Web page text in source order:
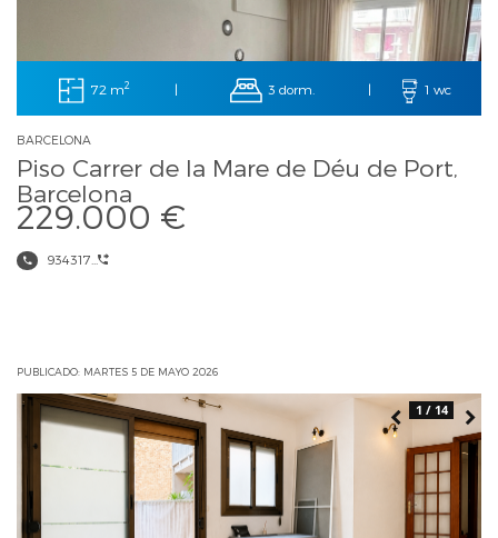
72 m2 | 3 dorm. | 1 wc
BARCELONA
Piso Carrer de la Mare de Déu de Port,
Barcelona
229.000 €
934317...
PUBLICADO: MARTES 5 DE MAYO 2026
1 / 14